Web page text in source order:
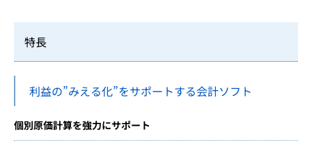
特長
利益の”みえる化”をサポートする会計ソフト
個別原価計算を強力にサポート